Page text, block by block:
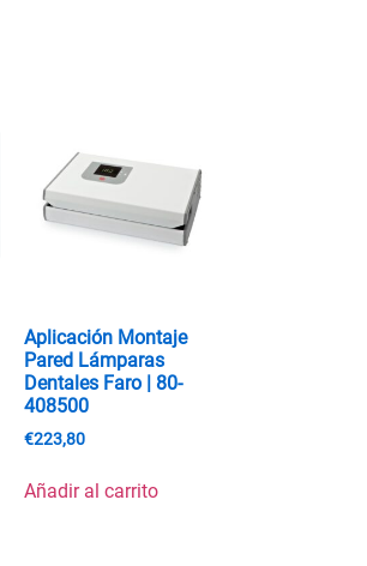
Aplicación Montaje
Pared Lámparas
Dentales Faro | 80-
408500
€223,80
Añadir al carrito